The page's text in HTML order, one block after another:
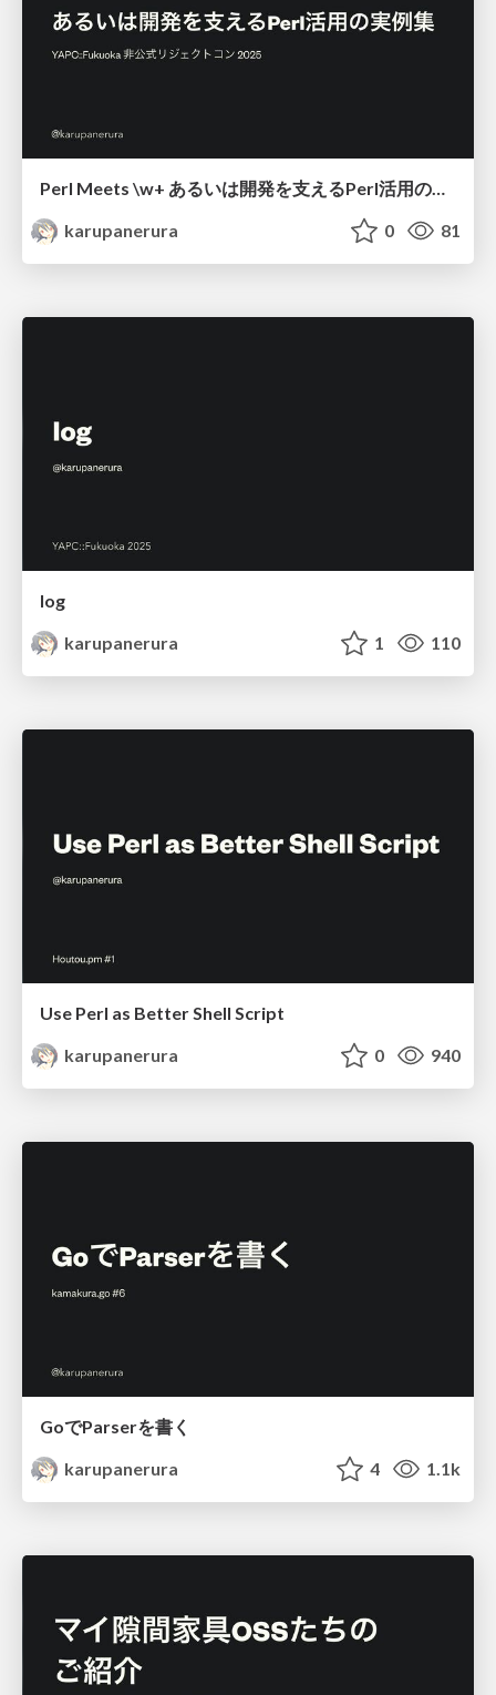
karupanerura
0 81
log
karupanerura
1 110
Use Perl as Better Shell Script
karupanerura
0 940
GoでParserを書く
karupanerura
4 1.1k